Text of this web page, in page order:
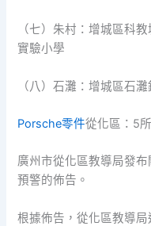
（七）朱村：增城區科
實驗小學
（八）石灘：增城區石
Porsche零件從化區：5
廣州市從化區教導局發
預警的佈告。
根據佈告，從化區教導